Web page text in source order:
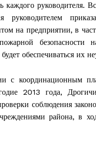
каждого руководителя.
руководителем
на предприятии, в
обеспечиваться их
с координационным
2013 года,
соблюдения
района, в